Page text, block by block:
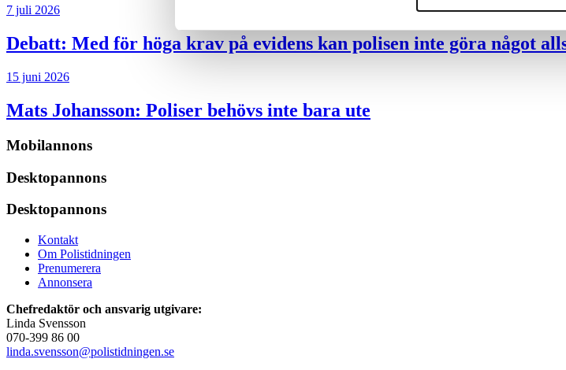
7 juli 2026
Debatt: Med för höga krav på evidens kan polisen inte göra något
15 juni 2026
Mats Johansson: Poliser behövs inte bara ute
Mobilannons
Desktopannons
Desktopannons
Kontakt
Om Polistidningen
Prenumerera
Annonsera
Chefredaktör och ansvarig utgivare:
Linda Svensson
070-399 86 00
linda.svensson@polistidningen.se